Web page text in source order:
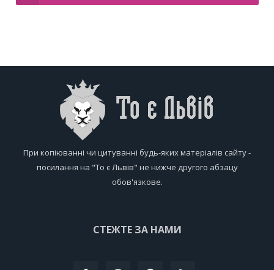
При копіюванні чи цитуванні будь-яких матеріалів сайту -
посилання на "То є Львів" не нижче другого абзацу
обов'язкове.
СТЕЖТЕ ЗА НАМИ